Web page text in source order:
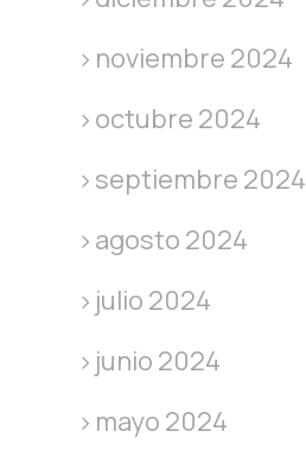
noviembre 2024
octubre 2024
septiembre 2024
agosto 2024
julio 2024
junio 2024
mayo 2024